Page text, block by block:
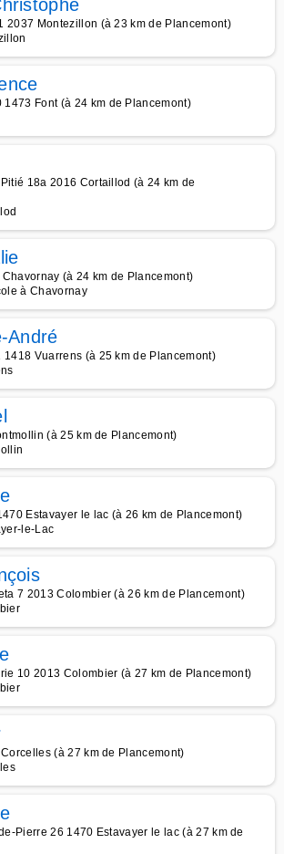
2037 Montezillon (à 23 km de Plancemont)
1473 Font (à 24 km de Plancemont)
18a 2016 Cortaillod (à 24 km de
(à 24 km de Plancemont)
à Chavornay
André
Vuarrens (à 25 km de Plancemont)
(à 25 km de Plancemont)
Estavayer le lac (à 26 km de Plancemont)
le-Lac
7 2013 Colombier (à 26 km de Plancemont)
10 2013 Colombier (à 27 km de Plancemont)
(à 27 km de Plancemont)
Pierre 26 1470 Estavayer le lac (à 27 km de